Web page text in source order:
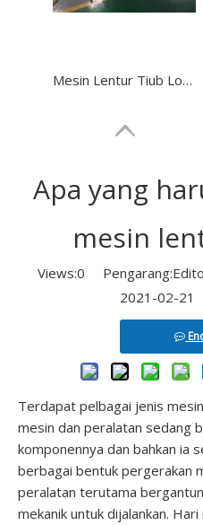
Mesin Lentur Tiub Logam Mandrel GM-SB-168NCB
Bender Tiub Keluli Tahan Karat NC GM-SB-114NCB
Apa yang
mesin
Views:0
2021-02-
Terdapat pelbagai jenis
mesin dan peralatan sedang
komponennya dan bahkan ia
berbagai bentuk pergerakan
peralatan terutama
mekanik untuk dijalankan. Hari